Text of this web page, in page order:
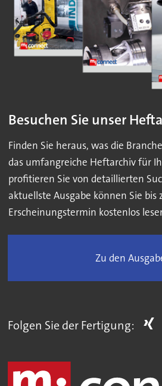
Besuchen Sie unser
Finden Sie heraus, was die
das umfangreiche Heftarchiv für
profitieren Sie von detaillierten
aktuellste Ausgabe können Sie bis
Erscheinungstermin kostenlos
Zu den
Folgen Sie der Fertigung: